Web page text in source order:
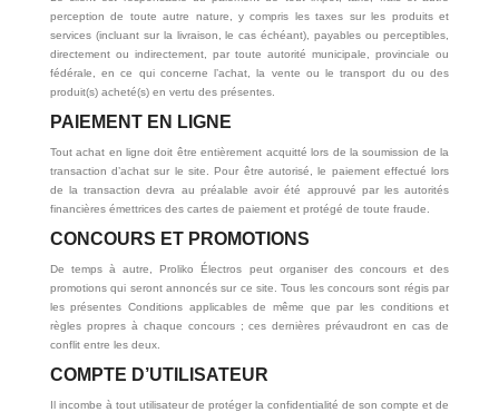
perception de toute autre nature, y compris les taxes sur les produits et
services (incluant sur la livraison, le cas échéant), payables ou perceptibles,
directement ou indirectement, par toute autorité municipale, provinciale ou
fédérale, en ce qui concerne l’achat, la vente ou le transport du ou des
produit(s) acheté(s) en vertu des présentes.
PAIEMENT EN LIGNE
Tout achat en ligne doit être entièrement acquitté lors de la soumission de la
transaction d’achat sur le site. Pour être autorisé, le paiement effectué lors
de la transaction devra au préalable avoir été approuvé par les autorités
financières émettrices des cartes de paiement et protégé de toute fraude.
CONCOURS ET PROMOTIONS
De temps à autre, Proliko Électros peut organiser des concours et des
promotions qui seront annoncés sur ce site. Tous les concours sont régis par
les présentes Conditions applicables de même que par les conditions et
règles propres à chaque concours ; ces dernières prévaudront en cas de
conflit entre les deux.
COMPTE D’UTILISATEUR
Il incombe à tout utilisateur de protéger la confidentialité de son compte et de